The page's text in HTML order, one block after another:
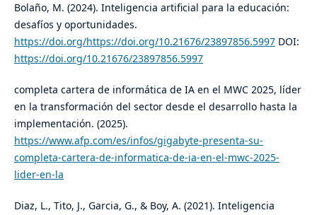
Bolaño, M. (2024). Inteligencia artificial para la educación:
desafíos y oportunidades.
https://doi.org/https://doi.org/10.21676/23897856.5997DOI:
https://doi.org/10.21676/23897856.5997
completa cartera de informática de IA en el MWC 2025, líder
en la transformación del sector desde el desarrollo hasta la
implementación. (2025).
https://www.afp.com/es/infos/gigabyte-presenta-su-
completa-cartera-de-informatica-de-ia-en-el-mwc-2025-
lider-en-la
Diaz, L., Tito, J., Garcia, G., & Boy, A. (2021). Inteligencia